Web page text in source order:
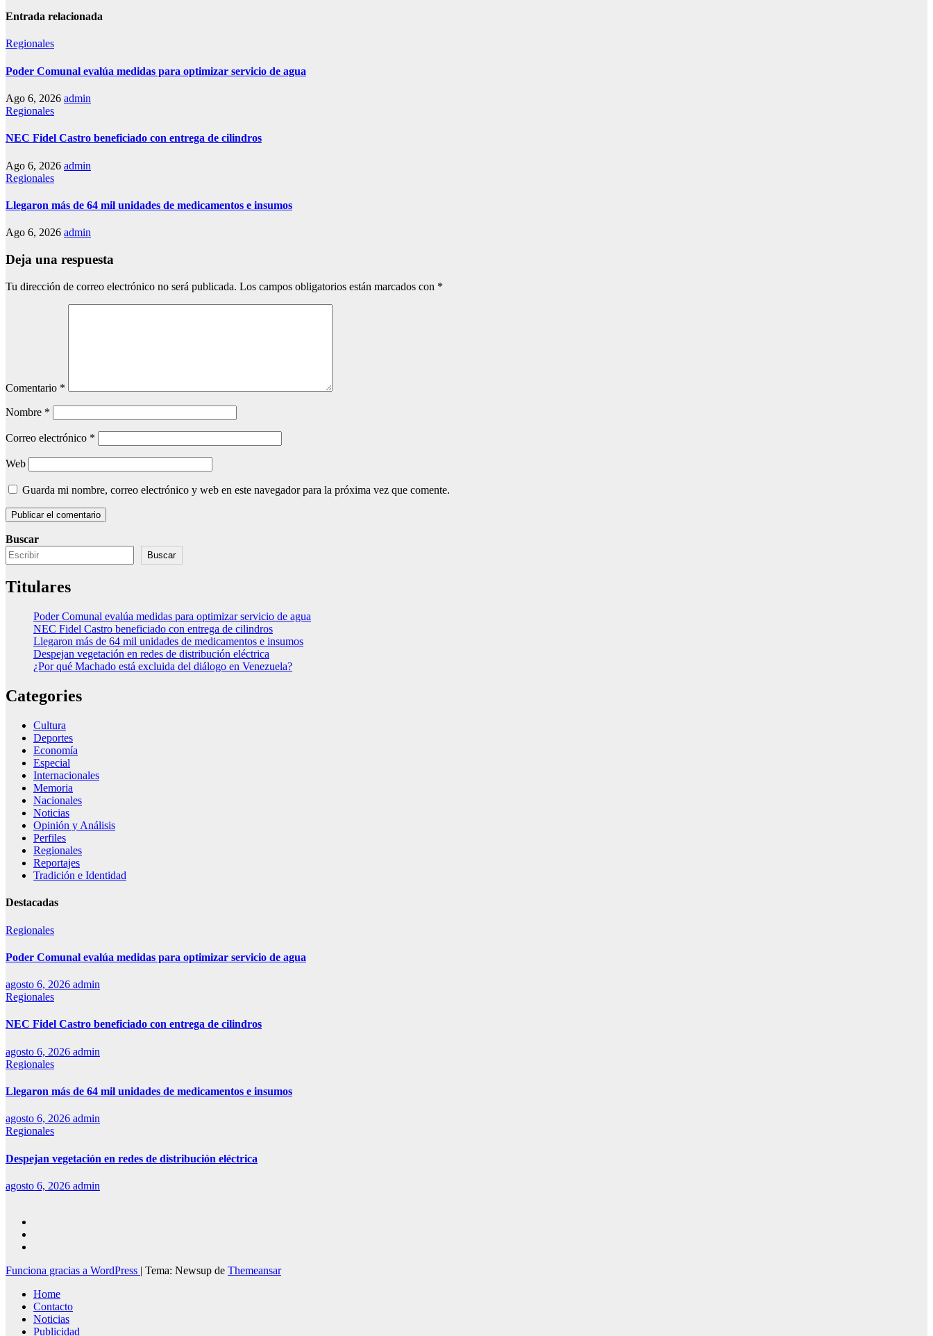
Entrada relacionada
Regionales
Poder Comunal evalúa medidas para optimizar servicio de agua
Ago 6, 2026 admin
Regionales
NEC Fidel Castro beneficiado con entrega de cilindros
Ago 6, 2026 admin
Regionales
Llegaron más de 64 mil unidades de medicamentos e insumos
Ago 6, 2026 admin
Deja una respuesta
Tu dirección de correo electrónico no será publicada. Los campos obligatorios están marcados con *
Comentario *
Nombre *
Correo electrónico *
Web
Guarda mi nombre, correo electrónico y web en este navegador para la próxima vez que comente.
Buscar
Buscar
Titulares
Poder Comunal evalúa medidas para optimizar servicio de agua
NEC Fidel Castro beneficiado con entrega de cilindros
Llegaron más de 64 mil unidades de medicamentos e insumos
Despejan vegetación en redes de distribución eléctrica
¿Por qué Machado está excluida del diálogo en Venezuela?
Categories
Cultura
Deportes
Economía
Especial
Internacionales
Memoria
Nacionales
Noticias
Opinión y Análisis
Perfiles
Regionales
Reportajes
Tradición e Identidad
Destacadas
Regionales
Poder Comunal evalúa medidas para optimizar servicio de agua
agosto 6, 2026 admin
Regionales
NEC Fidel Castro beneficiado con entrega de cilindros
agosto 6, 2026 admin
Regionales
Llegaron más de 64 mil unidades de medicamentos e insumos
agosto 6, 2026 admin
Regionales
Despejan vegetación en redes de distribución eléctrica
agosto 6, 2026 admin
Funciona gracias a WordPress | Tema: Newsup de Themeansar
Home
Contacto
Noticias
Publicidad